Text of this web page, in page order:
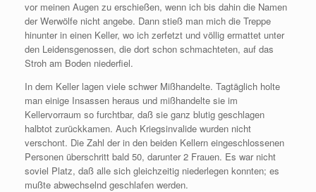
vor meinen Augen zu erschießen, wenn ich bis dahin die Namen
der Werwölfe nicht angebe. Dann stieß man mich die Treppe
hinunter in einen Keller, wo ich zerfetzt und völlig ermattet unter
den Leidensgenossen, die dort schon schmachteten, auf das
Stroh am Boden niederfiel.
In dem Keller lagen viele schwer Mißhandelte. Tagtäglich holte
man einige Insassen heraus und mißhandelte sie im
Kellervorraum so furchtbar, daß sie ganz blutig geschlagen
halbtot zurückkamen. Auch Kriegsinvalide wurden nicht
verschont. Die Zahl der in den beiden Kellern eingeschlossenen
Personen überschritt bald 50, darunter 2 Frauen. Es war nicht
soviel Platz, daß alle sich gleichzeitig niederlegen konnten; es
mußte abwechselnd geschlafen werden.